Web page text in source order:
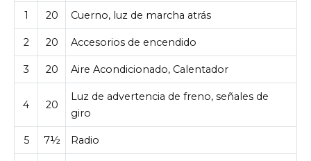
1 20 Cuerno, luz de marcha atrás
2 20 Accesorios de encendido
3 20 Aire Acondicionado, Calentador
4 20
Luz de advertencia de freno, señales de
giro
5 7½ Radio